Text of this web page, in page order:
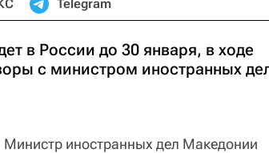
Telegram
в России до 30 января, в ходе
с министром иностранных
Министр иностранных дел Македонии